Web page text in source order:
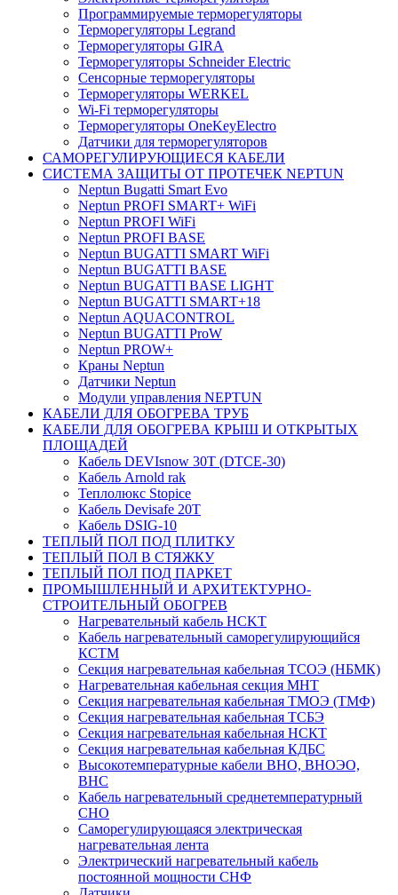
Программируемые терморегуляторы
Терморегуляторы Legrand
Терморегуляторы GIRA
Терморегуляторы Schneider Electric
Сенсорные терморегуляторы
Терморегуляторы WERKEL
Wi-Fi терморегуляторы
Терморегуляторы OneKeyElectro
Датчики для терморегуляторов
САМОРЕГУЛИРУЮЩИЕСЯ КАБЕЛИ
СИСТЕМА ЗАЩИТЫ ОТ ПРОТЕЧЕК NEPTUN
Neptun Bugatti Smart Evo
Neptun PROFI SMART+ WiFi
Neptun PROFI WiFi
Neptun PROFI BASE
Neptun BUGATTI SMART WiFi
Neptun BUGATTI BASE
Neptun BUGATTI BASE LIGHT
Neptun BUGATTI SMART+18
Neptun AQUACONTROL
Neptun BUGATTI ProW
Neptun PROW+
Краны Neptun
Датчики Neptun
Модули управления NEPTUN
КАБЕЛИ ДЛЯ ОБОГРЕВА ТРУБ
КАБЕЛИ ДЛЯ ОБОГРЕВА КРЫШ И ОТКРЫТЫХ
ПЛОЩАДЕЙ
Кабель DEVIsnow 30Т (DTCE-30)
Кабель Arnold rak
Теплолюкс Stopice
Кабель Devisafe 20T
Кабель DSIG-10
ТЕПЛЫЙ ПОЛ ПОД ПЛИТКУ
ТЕПЛЫЙ ПОЛ В СТЯЖКУ
ТЕПЛЫЙ ПОЛ ПОД ПАРКЕТ
ПРОМЫШЛЕННЫЙ И АРХИТЕКТУРНО-
СТРОИТЕЛЬНЫЙ ОБОГРЕВ
Нагревательный кабель НCKТ
Кабель нагревательный саморегулирующийся
КСТМ
Секция нагревательная кабельная ТСОЭ (НБМК)
Нагревательная кабельная секция МНТ
Секция нагревательная кабельная ТМОЭ (ТМФ)
Секция нагревательная кабельная ТСБЭ
Секция нагревательная кабельная НСКТ
Секция нагревательная кабельная КДБС
Высокотемпературные кабели ВНО, ВНОЭО,
ВНС
Кабель нагревательный среднетемпературный
СНО
Саморегулирующаяся электрическая
нагревательная лента
Электрический нагревательный кабель
постоянной мощности СНФ